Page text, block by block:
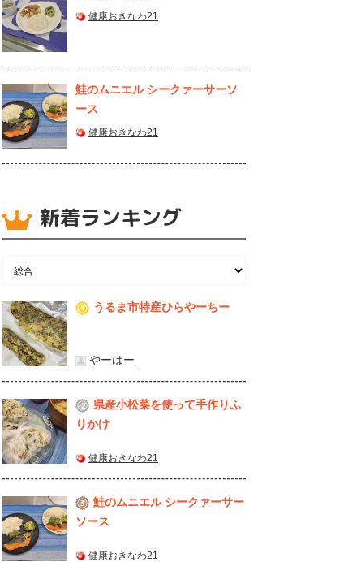
健康おきなわ21
鮭のムニエル シークァーサーソ
ース
健康おきなわ21
新着ランキング
1 うるま市特産ひらやーちー
やーはー
2
県産⼩松菜を使って⼿作りふ
りかけ
健康おきなわ21
3
鮭のムニエル シークァーサー
ソース
健康おきなわ21